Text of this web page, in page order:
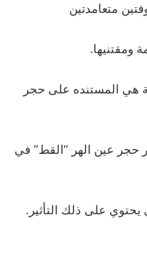
متعامدتين
ومقتنيها.
هي المستنده على حجر
حجر عين الهر “القط” في
على ذلك التأثير.